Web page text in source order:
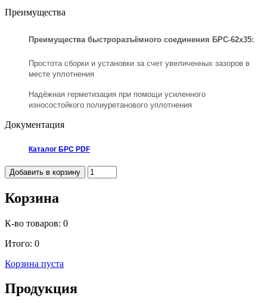
Преимущества
Преимущества быстроразъёмного соединения БРС-62х35:
Простота сборки и установки за счет увеличенных зазоров в
месте уплотнения
Надёжная герметизация при помощи усиленного
износостойкого полиуретанового уплотнения
Документация
Каталог БРС PDF
Корзина
К-во товаров: 0
Итого: 0
Корзина пуста
Продукция